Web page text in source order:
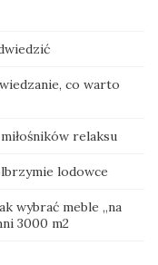
co warto
relaksu
lodowce
wybrać meble „na
3000 m2